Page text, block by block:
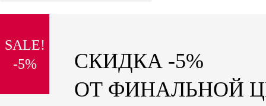
sale
надо брать
sale
SALE!
-5%
СКИДКА -5%
ОТ ФИНАЛЬНОЙ